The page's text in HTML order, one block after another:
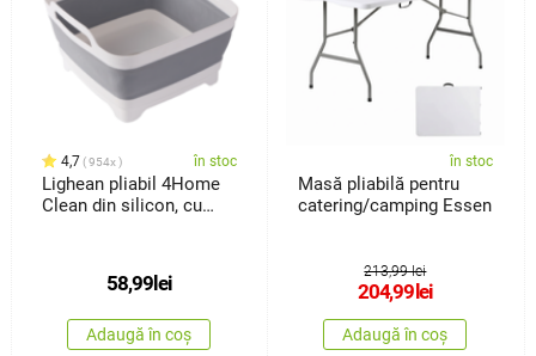
4,7 954x în stoc
Lighean pliabil 4Home
Clean din silicon, cu
58,99lei
Adaugă în coș
în stoc
Masă pliabilă pentru
catering/camping Essen
213,99 lei
204,99lei
Adaugă în coș